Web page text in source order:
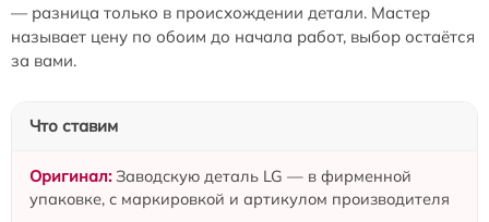
— разница только в происхождении детали. Мастер
называет цену по обоим до начала работ, выбор остаётся
за вами.
Что ставим
Заводскую деталь LG — в фирменной
упаковке, с маркировкой и артикулом производителя